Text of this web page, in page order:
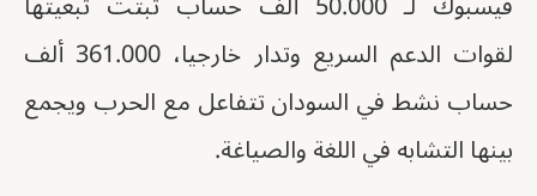
لقوات الدعم السريع وتدار خارجيا، 361.000 ألف
حساب نشط في السودان تتفاعل مع الحرب ويجمع
بينها التشابه في اللغة والصياغة.